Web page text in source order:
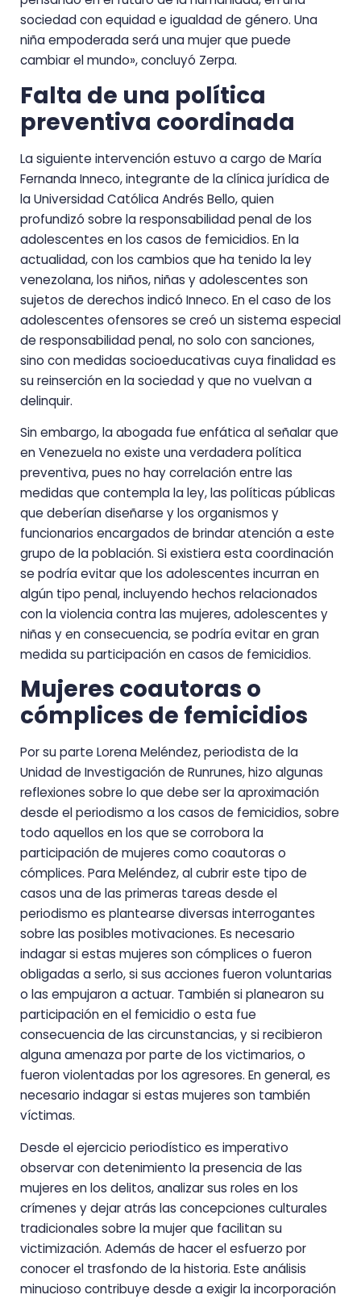
sociedad con equidad e igualdad de género. Una
niña empoderada será una mujer que puede
cambiar el mundo», concluyó Zerpa.
Falta de una política
preventiva coordinada
La siguiente intervención estuvo a cargo de María
Fernanda Inneco, integrante de la clínica jurídica de
la Universidad Católica Andrés Bello, quien
profundizó sobre la responsabilidad penal de los
adolescentes en los casos de femicidios. En la
actualidad, con los cambios que ha tenido la ley
venezolana, los niños, niñas y adolescentes son
sujetos de derechos indicó Inneco. En el caso de los
adolescentes ofensores se creó un sistema especial
de responsabilidad penal, no solo con sanciones,
sino con medidas socioeducativas cuya finalidad es
su reinserción en la sociedad y que no vuelvan a
delinquir.
Sin embargo, la abogada fue enfática al señalar que
en Venezuela no existe una verdadera política
preventiva, pues no hay correlación entre las
medidas que contempla la ley, las políticas públicas
que deberían diseñarse y los organismos y
funcionarios encargados de brindar atención a este
grupo de la población. Si existiera esta coordinación
se podría evitar que los adolescentes incurran en
algún tipo penal, incluyendo hechos relacionados
con la violencia contra las mujeres, adolescentes y
niñas y en consecuencia, se podría evitar en gran
medida su participación en casos de femicidios.
Mujeres coautoras o
cómplices de femicidios
Por su parte Lorena Meléndez, periodista de la
Unidad de Investigación de Runrunes, hizo algunas
reflexiones sobre lo que debe ser la aproximación
desde el periodismo a los casos de femicidios, sobre
todo aquellos en los que se corrobora la
participación de mujeres como coautoras o
cómplices. Para Meléndez, al cubrir este tipo de
casos una de las primeras tareas desde el
periodismo es plantearse diversas interrogantes
sobre las posibles motivaciones. Es necesario
indagar si estas mujeres son cómplices o fueron
obligadas a serlo, si sus acciones fueron voluntarias
o las empujaron a actuar. También si planearon su
participación en el femicidio o esta fue
consecuencia de las circunstancias, y si recibieron
alguna amenaza por parte de los victimarios, o
fueron violentadas por los agresores. En general, es
necesario indagar si estas mujeres son también
víctimas.
Desde el ejercicio periodístico es imperativo
observar con detenimiento la presencia de las
mujeres en los delitos, analizar sus roles en los
crímenes y dejar atrás las concepciones culturales
tradicionales sobre la mujer que facilitan su
victimización. Además de hacer el esfuerzo por
conocer el trasfondo de la historia. Este análisis
minucioso contribuye desde a exigir la incorporación